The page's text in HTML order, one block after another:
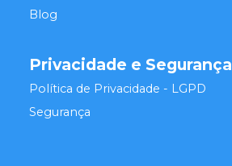
Blog
Privacidade e Segurança
Política de Privacidade - LGPD
Segurança